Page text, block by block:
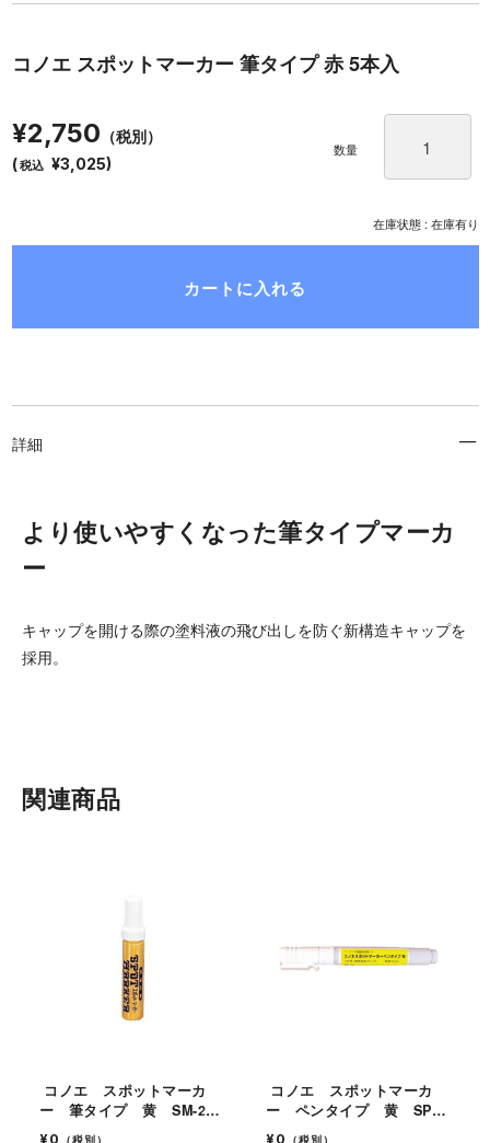
コノエ スポットマーカー 筆タイプ 赤 5本入
在庫状態 : 在庫有り
¥2,750 （税別）
(税込 ¥3,025)
数量
詳細
より使いやすくなった筆タイプマーカ
ー
キャップを開ける際の塗料液の飛び出しを防ぐ新構造キャップを
採用。
関連商品
ー 筆タイプ 黄 SM-2
5本入
¥0 （税別）
ー ペンタイプ 黄 SP-
2 5本入
¥0 （税別）